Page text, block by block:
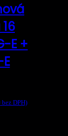
E +
bez DPH)